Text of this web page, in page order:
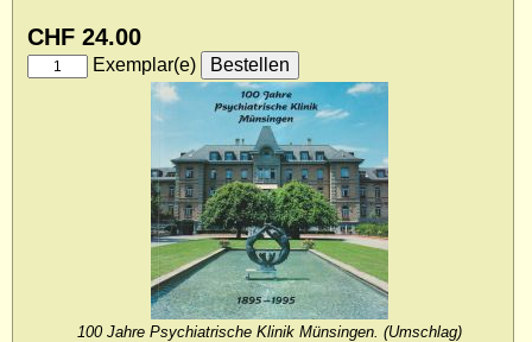
Kataloge
Warenkorb
Allgemeine Geschäftsbedingungen
Newsletter kostenlos abonnieren
CHF 24.00
Exemplar(e)
100 Jahre Psychiatrische Klinik Münsingen. (Umschlag)